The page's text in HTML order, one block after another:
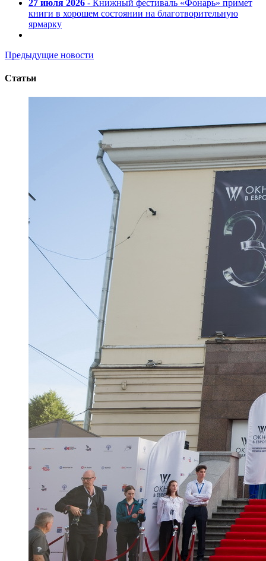
27 июля 2026 - Книжный фестиваль «Фонарь» примет
книги в хорошем состоянии на благотворительную
ярмарку
Предыдущие новости
Статьи